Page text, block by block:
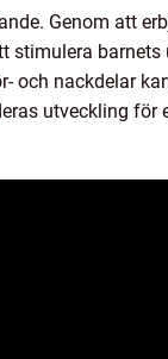
Genom att
och nackdelar
utveckling för